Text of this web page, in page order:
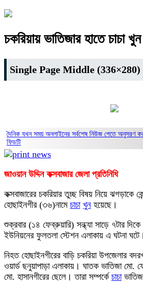
চকরিয়ায় ভাতিজার হাতে চাচা খুন
Single Page Middle (336×280)
দৈনিক যখন সময় অনলাইনের সর্বশেষ নিউজ পেতে অনুসরণ
ফিডটি
জাওয়ান উদ্দিন কক্সবাজার জেলা প্রতিনিধি
কক্সবাজারের চকরিয়ার তুচ্ছ বিষয় নিয়ে ঝগড়াকে
হোছাইনগীর (৩৬)নামে চাচা খুন হয়েছে।
শুক্রবার (১৪ ফেব্রুয়ারি) সন্ধ্যা সাড়ে ৭টার
ইউনিয়নের ফুলতলা স্টেশন এলাকায় এ ঘটনা ঘটে।
নিহত হোছাইনগীরের বাড়ি চকরিয়া উপজেলার
ওয়ার্ড ছনুয়াপাড়া এলাকায়। ঘাতক ভাতিজা
মো. হাসানগীরের ছেলে। তারা সম্পর্কে চাচা